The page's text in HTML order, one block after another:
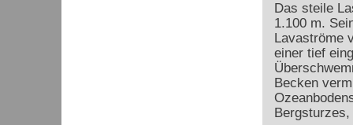
Das steile
1.100 m.
Lavaströme
einer tief
Becken